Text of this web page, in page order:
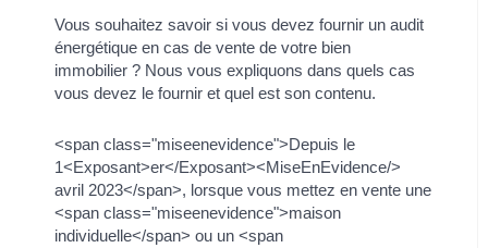
Vous souhaitez savoir si vous devez fournir un audit
énergétique en cas de vente de votre bien
immobilier ? Nous vous expliquons dans quels cas
vous devez le fournir et quel est son contenu.
<span class="miseenevidence">Depuis le
1<Exposant>er</Exposant><MiseEnEvidence/>
avril 2023</span>, lorsque vous mettez en vente une
<span class="miseenevidence">maison
individuelle</span> ou un <span